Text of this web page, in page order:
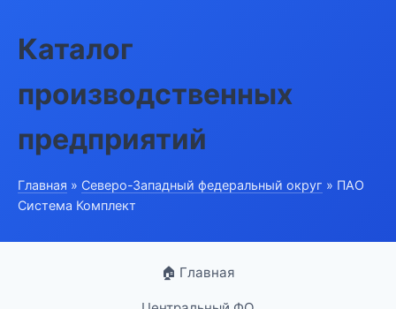
Каталог
производственных
предприятий
Главная » Северо-Западный федеральный округ » ПАО
Система Комплект
🏠 Главная